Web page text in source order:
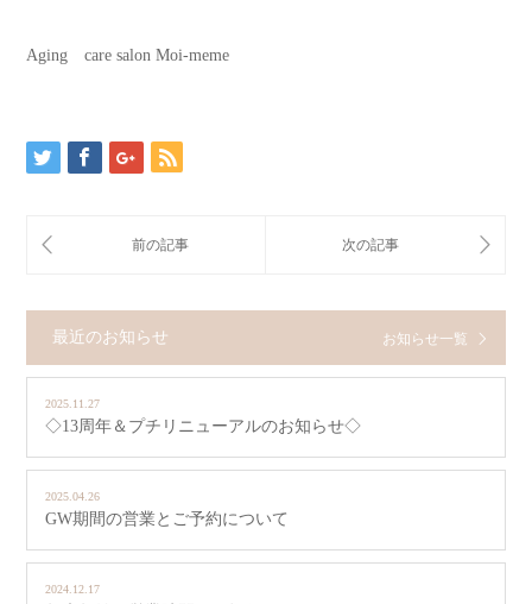
Aging care salon Moi-meme
最近のお知らせ お知らせ一覧
2025.11.27
◇13周年＆プチリニューアルのお知らせ◇
2025.04.26
GW期間の営業とご予約について
2024.12.17